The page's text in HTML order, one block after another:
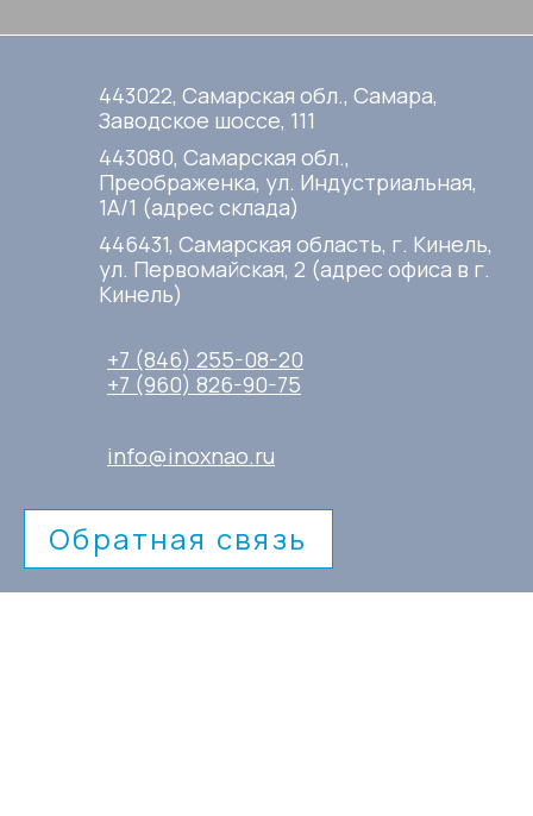
443022, Самарская обл., Самара,
Заводское шоссе, 111
443080, Самарская обл.,
Преображенка, ул. Индустриальная,
1А/1 (адрес склада)
446431, Самарская область, г. Кинель,
ул. Первомайская, 2 (адрес офиса в г.
Кинель)
+7 (846) 255-08-20
+7 (960) 826-90-75
info@inoxnao.ru
Обратная связь